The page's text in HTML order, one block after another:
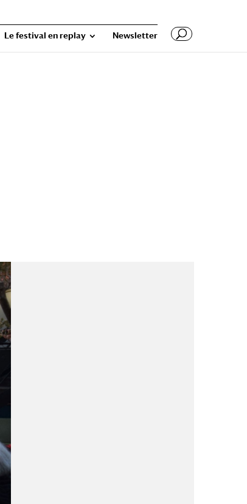
Le festival en replay Newsletter